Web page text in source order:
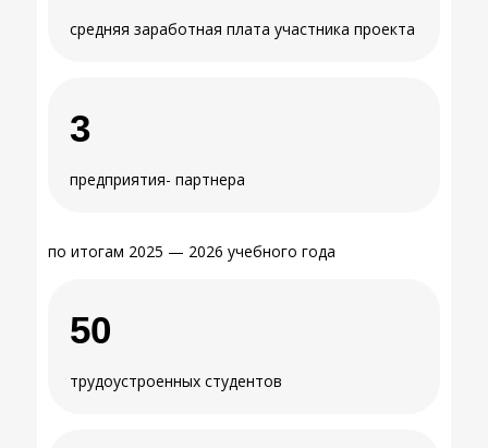
средняя заработная плата участника проекта
предприятия- партнера
3
по итогам 2025 — 2026 учебного года
трудоустроенных студентов
50